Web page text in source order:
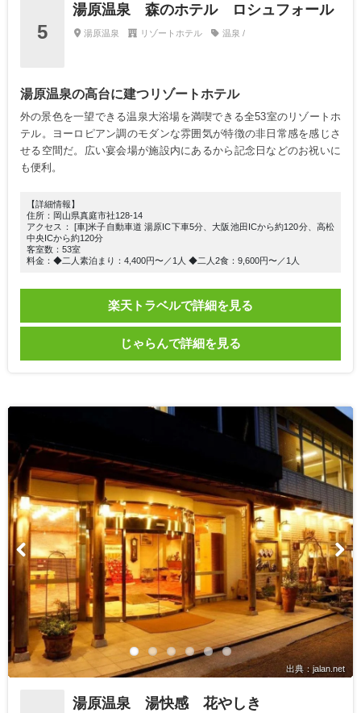
5
湯原温泉 森のホテル ロシュフォール
湯原温泉 リゾートホテル 温泉 /
湯原温泉の高台に建つリゾートホテル
外の景色を一望できる温泉大浴場を満喫できる全53室のリゾートホ
テル。ヨーロピアン調のモダンな雰囲気が特徴の非日常感を感じさ
せる空間だ。広い宴会場が施設内にあるから記念日などのお祝いに
も便利。
【詳細情報】
住所：岡山県真庭市社128-14
アクセス： [車]米子自動車道 湯原IC下車5分、大阪池田ICから約120分、高松
中央ICから約120分
客室数：53室
料金：◆二人素泊まり：4,400円〜／1人 ◆二人2食：9,600円〜／1人
楽天トラベルで詳細を見る
じゃらんで詳細を見る
出典：jalan.net
湯原温泉 湯快感 花やしき